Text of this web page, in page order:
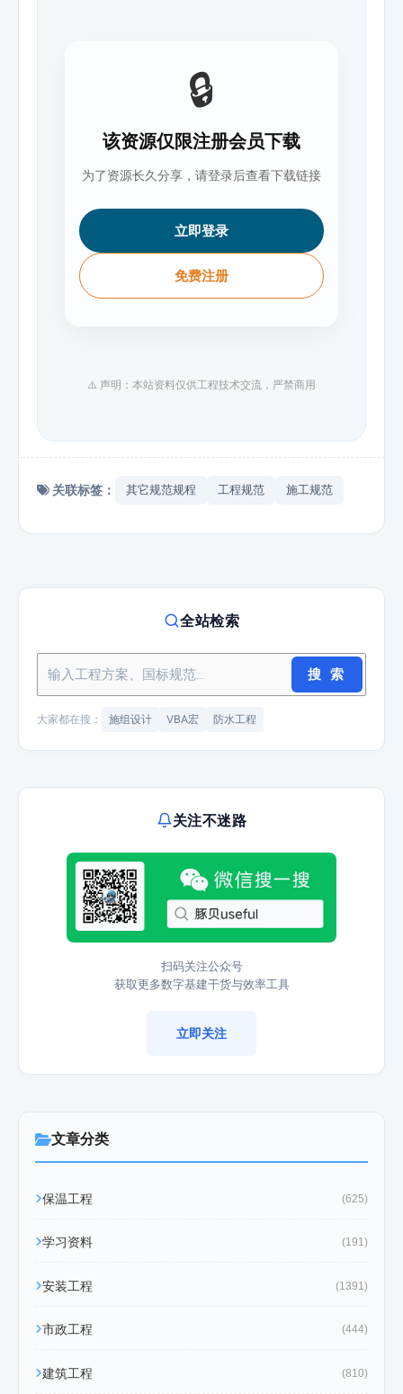
🔒
该资源仅限注册会员下载
为了资源长久分享，请登录后查看下载链接
立即登录
免费注册
⚠️ 声明：本站资料仅供工程技术交流，严禁商用
关联标签： 其它规范规程 工程规范 施工规范
全站检索
搜 索
大家都在搜： 施组设计 VBA宏 防水工程
关注不迷路
扫码关注公众号
获取更多数字基建干货与效率工具
立即关注
文章分类
保温工程 (625)
学习资料 (191)
安装工程 (1391)
市政工程 (444)
建筑工程 (810)